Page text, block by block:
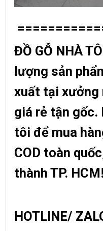
ĐỒ GỖ NHÀ
lượng sản
xuất tại xưởng
giá rẻ tận gốc.
tôi để mua
COD toàn
thành TP. HCM!
HOTLINE/